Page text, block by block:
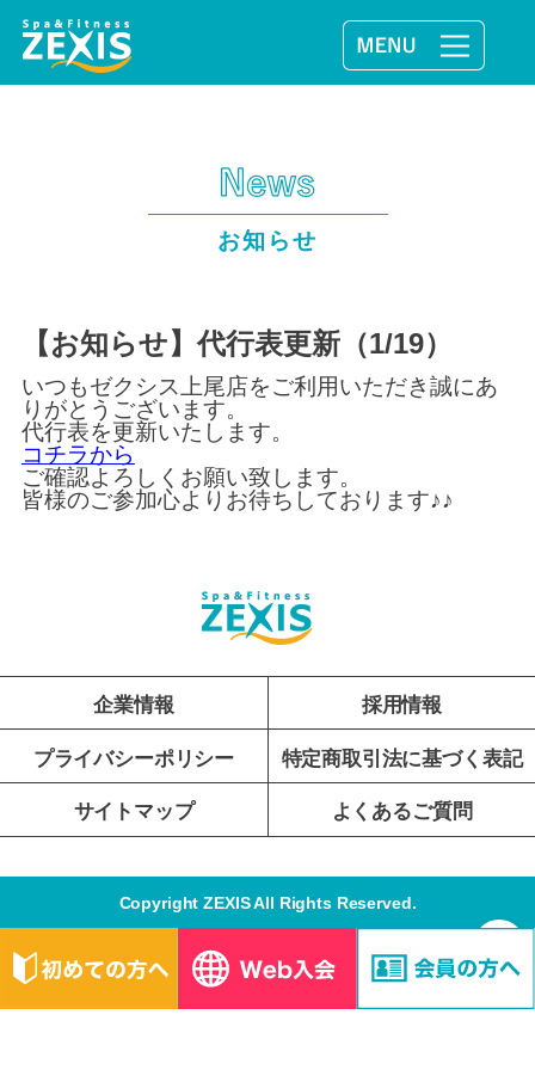
お知らせ
【お知らせ】代行表更新（1/19）
いつもゼクシス上尾店をご利用いただき誠にあ
りがとうございます。
代行表を更新いたします。
コチラから
ご確認よろしくお願い致します。
皆様のご参加心よりお待ちしております♪♪
企業情報 採用情報
プライバシーポリシー 特定商取引法に基づく表記
サイトマップ よくあるご質問
Copyright ZEXIS All Rights Reserved.